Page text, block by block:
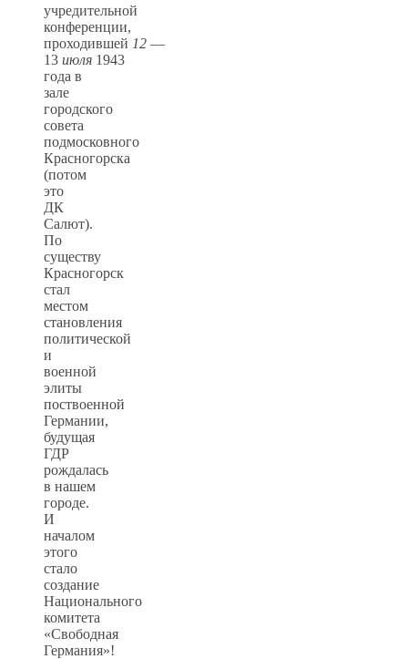
учредительной
конференции,
проходившей 12 —
13 июля 1943
года в
зале
городского
совета
подмосковного
Красногорска
(потом
это
ДК
Салют).
По
существу
Красногорск
стал
местом
становления
политической
и
военной
элиты
поствоенной
Германии,
будущая
ГДР
рождалась
в нашем
городе.
И
началом
этого
стало
создание
Национального
комитета
«Свободная
Германия»!